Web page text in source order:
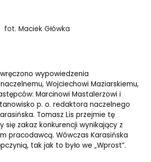
fot. Maciek Główka
wypowiedzenia
Wojciechowi Maziarskiemu,
Marcinowi Mastalerzowi i
p. o. redaktora naczelnego
Tomasz Lis przejmie tę
się zakaz konkurencji wynikający z
pracodawcą. Wówczas Karasińska
tak jak to było we „Wprost”.